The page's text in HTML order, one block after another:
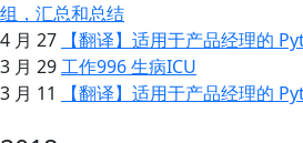
组，汇总和总结
4 月 27
【翻译】适用于产品经理的
3 月 29工作996 生病ICU
3 月 11
【翻译】适用于产品经理的